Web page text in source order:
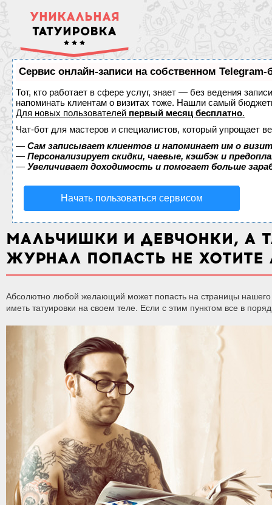
УНИКАЛЬНАЯ
ТАТУИРОВКА
Сервис онлайн-записи на собственном Telegram-
Тот, кто работает в сфере услуг, знает — без ведения
напоминать клиентам о визитах тоже. Нашли самый
Для новых пользователей первый месяц бесплатно.
Чат-бот для мастеров и специалистов, который упрощает
— Сам записывает клиентов и напоминает им о
— Персонализирует скидки, чаевые, кэшбэк и
— Увеличивает доходимость и помогает больше
Начать пользоваться сервисом
МАЛЬЧИШКИ И ДЕВЧОНКИ, А
ЖУРНАЛ ПОПАСТЬ НЕ ХОТИТЕ
Абсолютно любой желающий может попасть на страницы нашего
иметь татуировки на своем теле. Если с этим пунктом все в